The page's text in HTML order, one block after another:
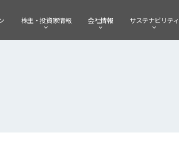
株主・投資家情報 会社情報 サステナビリティ